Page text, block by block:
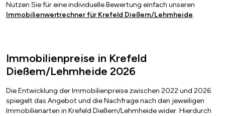
Nutzen Sie für eine individuelle Bewertung einfach unseren
Immobilienwertrechner für Krefeld Dießem/Lehmheide.
Immobilienpreise in Krefeld
Dießem/Lehmheide 2026
Die Entwicklung der Immobilienpreise zwischen 2022 und 2026
spiegelt das Angebot und die Nachfrage nach den jeweiligen
Immobilienarten in Krefeld Dießem/Lehmheide wider. Hierdurch